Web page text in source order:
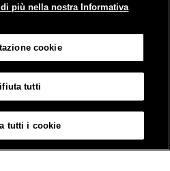
Cookies Partita Iva 01008081000
più nella nostra Informativa
cookie
tutti
tutti i cookie